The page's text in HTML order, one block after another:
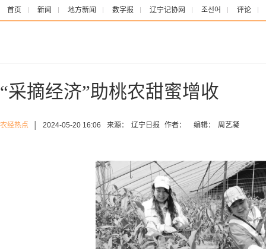
首页 新闻 地方新闻 数字报 辽宁记协网 조선어 评论
“采摘经济”助桃农甜蜜增收
农经热点 2024-05-20 16:06 来源： 辽宁日报 作者： 编辑： 周艺凝